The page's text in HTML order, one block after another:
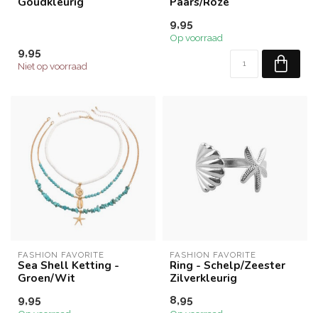
9,95
Niet op voorraad
9,95
Op voorraad
FASHION FAVORITE
Sea Shell Ketting -
Groen/Wit
9,95
FASHION FAVORITE
Ring - Schelp/Zeester
Zilverkleurig
8,95